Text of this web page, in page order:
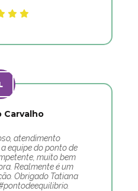
Carvalho
atendimento
equipe do ponto de
muito bem
Realmente é um
Obrigado Tatiana